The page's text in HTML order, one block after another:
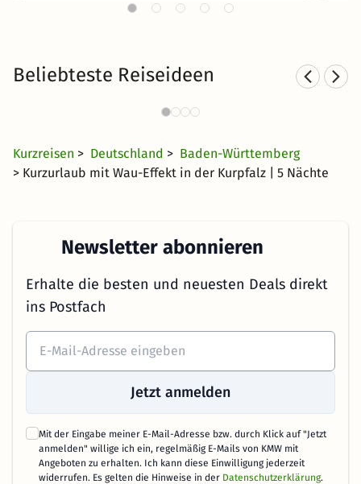
Beliebteste Reiseideen
Sporthotels in Baden-
Kurzreisen > Deutschland > Baden-Württemberg
> Kurzurlaub mit Wau-Effekt in der Kurpfalz | 5 Nächte
Newsletter abonnieren
Erhalte die besten und neuesten Deals direkt
ins Postfach
Jetzt anmelden
Mit der Eingabe meiner E-Mail-Adresse bzw. durch Klick auf "Jetzt
anmelden" willige ich ein, regelmäßig E-Mails von KMW mit
Angeboten zu erhalten. Ich kann diese Einwilligung jederzeit
widerrufen. Es gelten die Hinweise in der Datenschutzerklärung.